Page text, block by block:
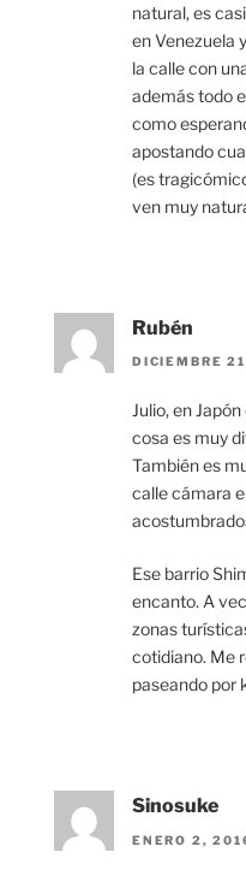
natural, es
en Venezuela
la calle con
además todo
como
apostando
(es
ven muy
Rubén
DICIEMBRE
Julio, en
cosa es muy
También es
calle cámara
Ese barrio
encanto. A
zonas
cotidiano. Me
paseando por
Sinosuke
ENERO 2,